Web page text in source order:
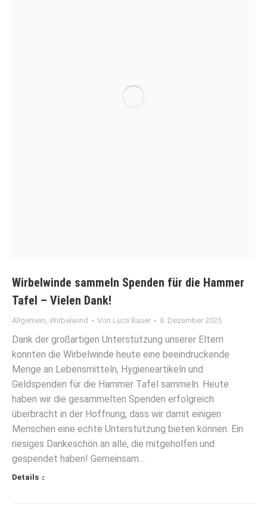
Wirbelwinde sammeln Spenden für die Hammer
Tafel – Vielen Dank!
Allgemein, Wirbelwind Von Luca Bauer 8. Dezember 2025
Dank der großartigen Unterstützung unserer Eltern
konnten die Wirbelwinde heute eine beeindruckende
Menge an Lebensmitteln, Hygieneartikeln und
Geldspenden für die Hammer Tafel sammeln. Heute
haben wir die gesammelten Spenden erfolgreich
überbracht in der Hoffnung, dass wir damit einigen
Menschen eine echte Unterstützung bieten können. Ein
riesiges Dankeschön an alle, die mitgeholfen und
gespendet haben! Gemeinsam…
Details